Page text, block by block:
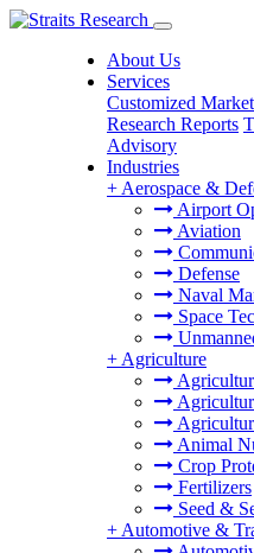
About Us
Services
Customized
Research Reports
Advisory
Industries
+ Aerospace &
Airport
Aviation
Defense
Naval
Space
+ Agriculture
Animal
Crop
Fertilizers
Seed &
+ Automotive &